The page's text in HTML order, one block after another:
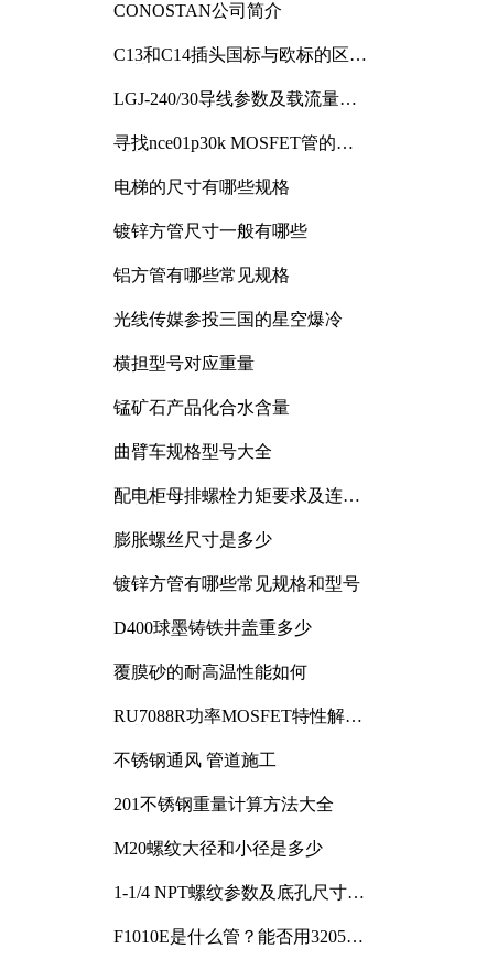
CONOSTAN公司简介
C13和C14插头国标与欧标的区别
LGJ-240/30导线参数及载流量解
寻找nce01p30k MOSFET管的合
电梯的尺寸有哪些规格
镀锌方管尺寸一般有哪些
铝方管有哪些常见规格
光线传媒参投三国的星空爆冷
横担型号对应重量
锰矿石产品化合水含量
曲臂车规格型号大全
配电柜母排螺栓力矩要求及连接
膨胀螺丝尺寸是多少
镀锌方管有哪些常见规格和型号
D400球墨铸铁井盖重多少
覆膜砂的耐高温性能如何
RU7088R功率MOSFET特性解析
不锈钢通风 管道施工
201不锈钢重量计算方法大全
M20螺纹大径和小径是多少
1-1/4 NPT螺纹参数及底孔尺寸详
F1010E是什么管？能否用3205或